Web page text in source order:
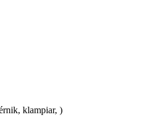
klampiar, )